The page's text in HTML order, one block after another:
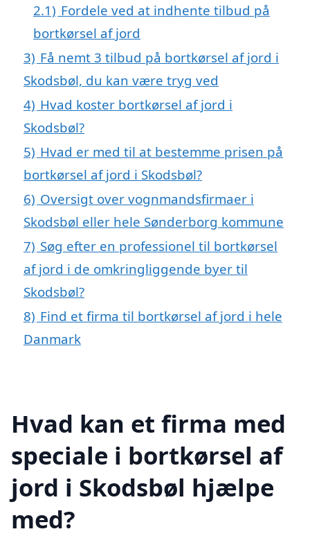
2.1) Fordele ved at indhente tilbud på
bortkørsel af jord
3) Få nemt 3 tilbud på bortkørsel af jord i
Skodsbøl, du kan være tryg ved
4) Hvad koster bortkørsel af jord i
Skodsbøl?
5) Hvad er med til at bestemme prisen på
bortkørsel af jord i Skodsbøl?
6) Oversigt over vognmandsfirmaer i
Skodsbøl eller hele Sønderborg kommune
7) Søg efter en professionel til bortkørsel
af jord i de omkringliggende byer til
Skodsbøl?
8) Find et firma til bortkørsel af jord i hele
Danmark
Hvad kan et firma med
speciale i bortkørsel af
jord i Skodsbøl hjælpe
med?